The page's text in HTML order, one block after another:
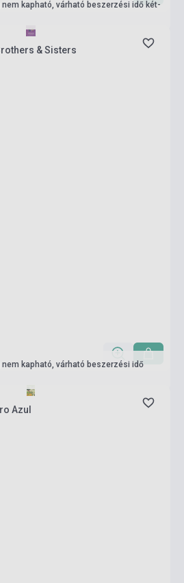
kapható, várható beszerzési idő két-
& Sisters
kapható, várható beszerzési idő
Azul